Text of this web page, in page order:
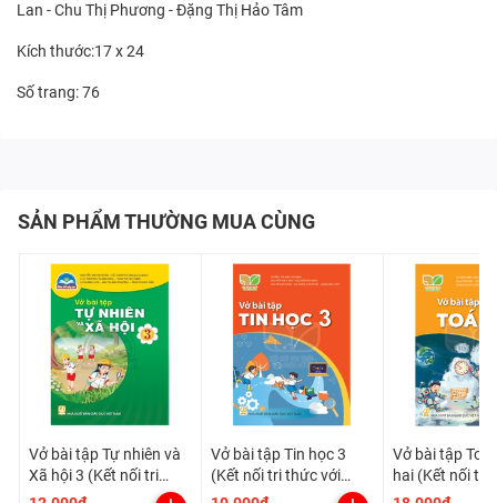
Lan - Chu Thị Phương - Đặng Thị Hảo Tâm
Kích thước:17 x 24
Số trang: 76
SẢN PHẨM THƯỜNG MUA CÙNG
Vở bài tập Tự nhiên và
Xã hội 3 (Kết nối tri
thức với cuộc sống)
Vở bài tập Tin học 3
(Kết nối tri thức với
cuộc sống)
Vở bài tập
hai (Kết nối tri
cuộc sống)